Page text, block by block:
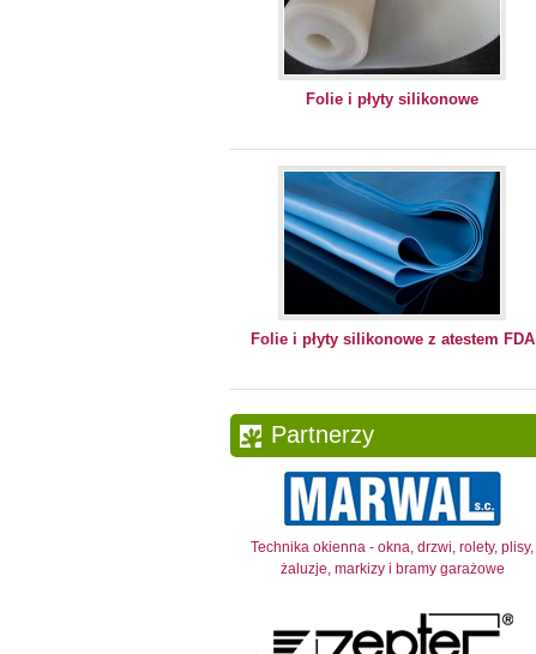
Folie i płyty silikonowe
Folie i płyty silikonowe z atestem FDA
Partnerzy
Technika okienna - okna, drzwi, rolety, plisy,
żaluzje, markizy i bramy garażowe